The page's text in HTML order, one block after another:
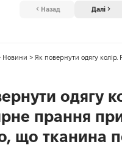
Назад Далі
Новини > Як повернути одягу колір. Регулярне прання призводить
одягу
прання
що тканина